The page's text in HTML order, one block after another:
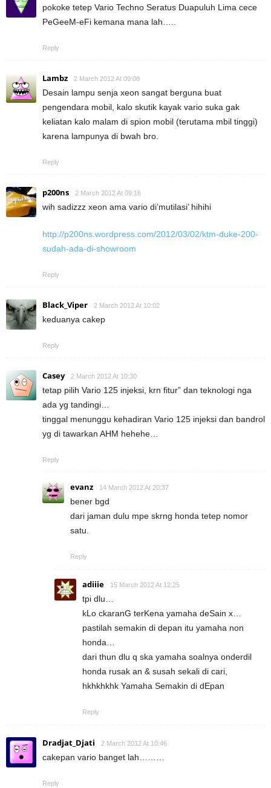
pokoke tetep Vario Techno Seratus Duapuluh Lima cece
PeGeeM-eFi kemana mana lah…..
Reply
Lambz 2 March 2012 At 09:08
Desain lampu senja xeon sangat berguna buat
pengendara mobil, kalo skutik kayak vario suka gak
keliatan kalo malam di spion mobil (terutama mbil tinggi)
karena lampunya di bwah bro.
Reply
p200ns 2 March 2012 At 09:16
wih sadizzz xeon ama vario di’mutilasi’ hihihi
http://p200ns.wordpress.com/2012/03/02/ktm-duke-200-
sudah-ada-di-showroom
Reply
Black_Viper 2 March 2012 At 10:02
keduanya cakep
Reply
Casey 2 March 2012 At 10:30
tetap pilih Vario 125 injeksi, krn fitur” dan teknologi nga
ada yg tandingi…
tinggal menunggu kehadiran Vario 125 injeksi dan bandrol
yg di tawarkan AHM hehehe…
Reply
evanz 14 March 2012 At 20:37
bener bgd
dari jaman dulu mpe skrng honda tetep nomor
satu.
Reply
adiiie 15 March 2012 At 12:25
tpi dlu…
kLo ckaranG terKena yamaha deSain x…
pastilah semakin di depan itu yamaha non
honda…
dari thun dlu q ska yamaha soalnya onderdil
honda rusak an & susah sekali di cari,
hkhkhkhk Yamaha Semakin di dEpan
Reply
Dradjat_Djati 2 March 2012 At 10:46
cakepan vario banget lah………
Reply